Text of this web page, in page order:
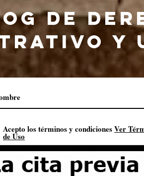
DE
Y
Acepto los términos y condicionesVer
de Uso